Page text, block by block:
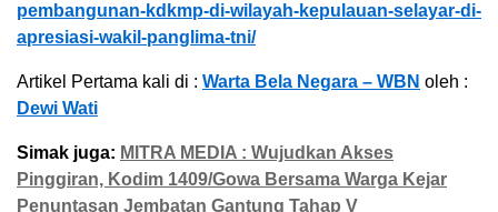
pembangunan-kdkmp-di-wilayah-kepulauan-selayar-di-
apresiasi-wakil-panglima-tni/
Artikel Pertama kali di : Warta Bela Negara – WBN oleh :
Dewi Wati
Simak juga: MITRA MEDIA : Wujudkan Akses
Pinggiran, Kodim 1409/Gowa Bersama Warga Kejar
Penuntasan Jembatan Gantung Tahap V